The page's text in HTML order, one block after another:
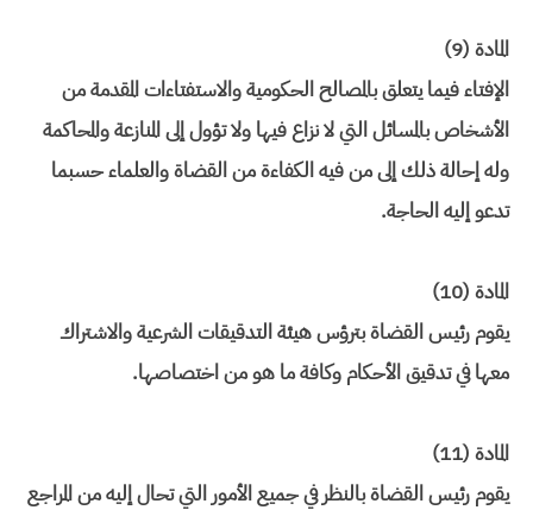
المادة (9)
الإفتاء فيما يتعلق بالمصالح الحكومية والاستفتاءات المقدمة من
الأشخاص بالمسائل التي لا نزاع فيها ولا تؤول إلى المنازعة والمحاكمة
وله إحالة ذلك إلى من فيه الكفاءة من القضاة والعلماء حسبما
تدعو إليه الحاجة.
المادة (10)
يقوم رئيس القضاة بترؤس هيئة التدقيقات الشرعية والاشتراك
معها في تدقيق الأحكام وكافة ما هو من اختصاصها.
المادة (11)
يقوم رئيس القضاة بالنظر في جميع الأمور التي تحال إليه من المراجع